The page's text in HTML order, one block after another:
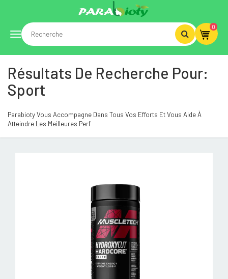
Toggle
navigation
0
Résultats De Recherche Pour:
Sport
Parabioty Vous Accompagne Dans Tous Vos Efforts Et Vous Aide À
Atteindre Les Meilleures Perf